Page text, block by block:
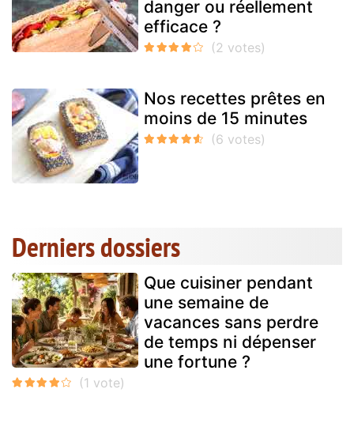
danger ou réellement
efficace ?
Nos recettes prêtes en
moins de 15 minutes
Derniers dossiers
Que cuisiner pendant
une semaine de
vacances sans perdre
de temps ni dépenser
une fortune ?